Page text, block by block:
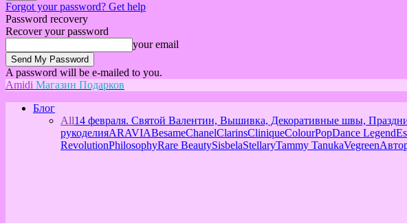
Forgot your password? Get help
Password recovery
Recover your password
your email
A password will be e-mailed to you.
Amidi Магазин Подарков
Блог
All14 февраля. Святой Валентин, Вышивка, Декоративные швы,
рукоделияARAVIABesameChanelClarinsCliniqueColourPopDance Legend
RevolutionPhilosophyRare BeautySisbelaStellaryTammy TanukaVegreen